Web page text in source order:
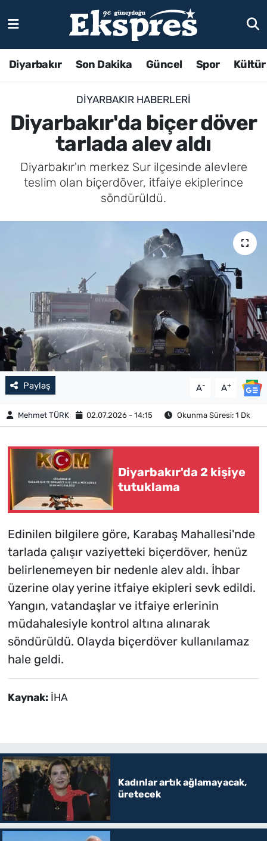
Diyarbakır Son Dakika Güncel Spor
DIYARBAKIR HABERLERI
Diyarbakır'da biçer döver
tarlada alev aldı
Diyarbakır'ın merkez Sur ilçesinde alevlere
teslim olan biçerdöver, itfaiye ekiplerince
söndürüldü.
Paylaş A- A+
Mehmet TÜRK 02.07.2026 - 14:15 Okunma Süresi: 1 Dk
Diyarbakır'da 2 kişiye
tutuklama
Edinilen bilgilere göre, Karabaş Mahallesi'nde
tarlada çalışır vaziyetteki biçerdöver, henüz
belirlenemeyen bir nedenle alev aldı. İhbar
üzerine olay yerine itfaiye ekipleri sevk edildi.
Yangın, vatandaşlar ve itfaiye erlerinin
müdahalesiyle kontrol altına alınarak
söndürüldü. Olayda biçerdöver kullanılamaz
hale geldi.
Kaynak: İHA
Kadınlar artık ağlamayacak,
üretecek